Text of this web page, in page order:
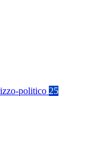
politico 25